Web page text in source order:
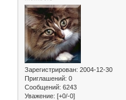
Зарегистрирован: 2004-12-30
Приглашений: 0
Сообщений: 6243
Уважение: [+0/-0]